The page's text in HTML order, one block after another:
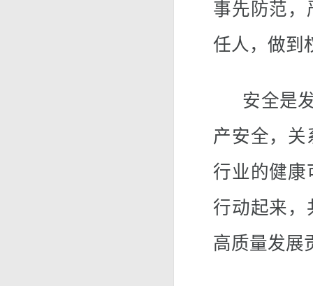
事先防范，
任人，做到
安全是发
产安全，
行业的健康
行动起来，
高质量发展